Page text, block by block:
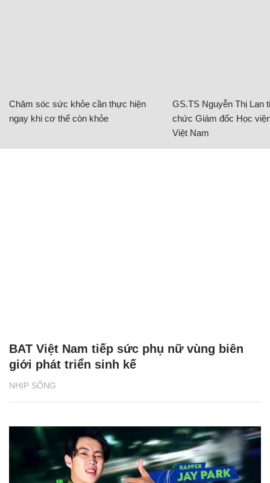
Chăm sóc sức khỏe cần thực hiện
ngay khi cơ thể còn khỏe
GS.TS Nguyễn Thị Lan
chức Giám đốc Học
Việt Nam
NHỊP SỐNG
BAT Việt Nam tiếp sức phụ nữ vùng biên
giới phát triển sinh kế